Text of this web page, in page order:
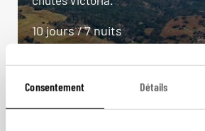
Consentement Détails
10 jours / 7 nuits
à partir de 5000€